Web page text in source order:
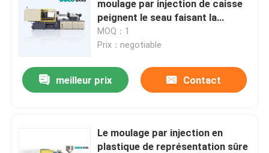
Grande machine de moulage par injection
Machine de moulage par injection horizontale
Machine de moulage par injection de bakélite
moulage par injection de caisse
peignent le seau faisant la
machine
MOQ：1
Prix：negotiable
meilleur prix Contact
Le moulage par injection en
plastique de représentation sûre